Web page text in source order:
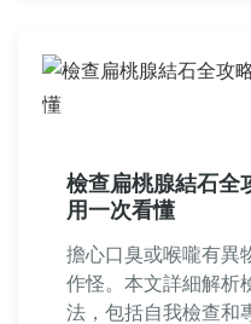
檢查扁桃腺結石全
用一次看懂
擔心口臭或喉嚨有異
作怪。本文詳細解析
法，包括自我檢查和